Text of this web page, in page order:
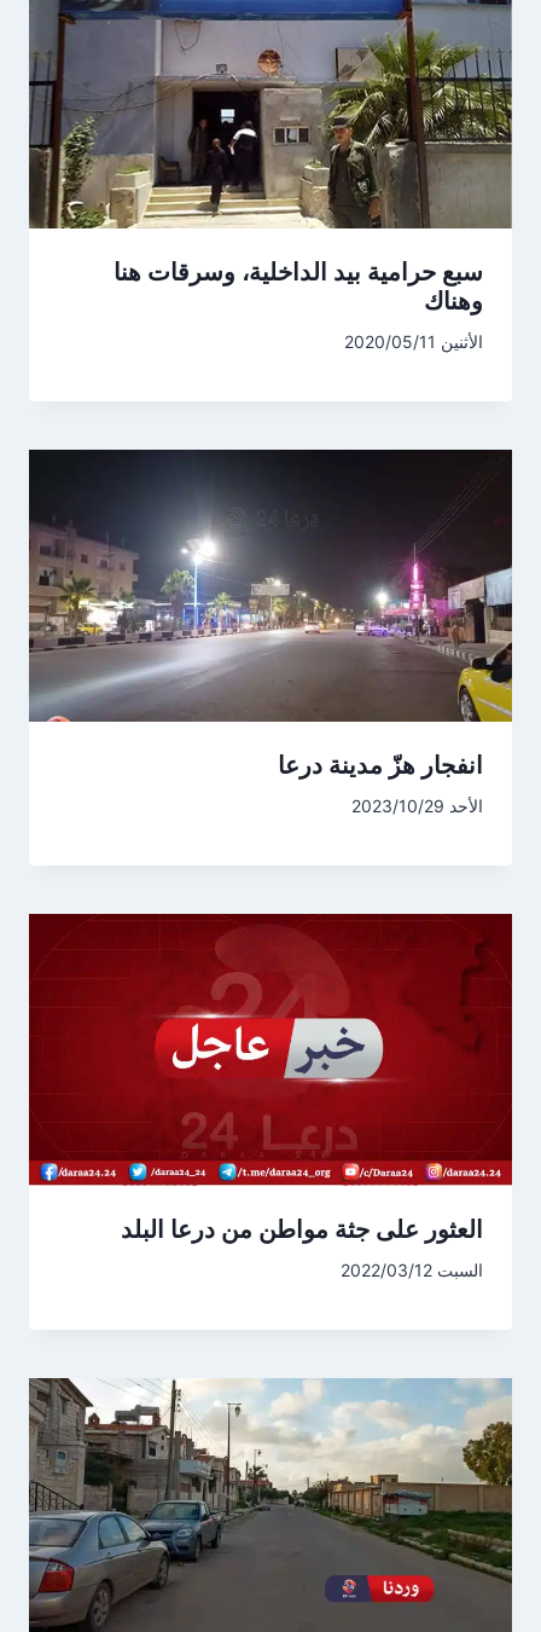
سبع حرامية بيد الداخلية، وسرقات هنا
وهناك
الأثنين 2020/05/11
انفجار هزّ مدينة درعا
الأحد 2023/10/29
العثور على جثة مواطن من درعا البلد
السبت 2022/03/12